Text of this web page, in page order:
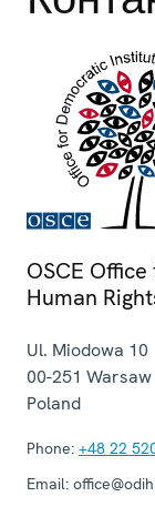
OSCE
Human
Ul. Miodowa 10
00-251 Warsaw
Poland
Phone: +48 22
Email: